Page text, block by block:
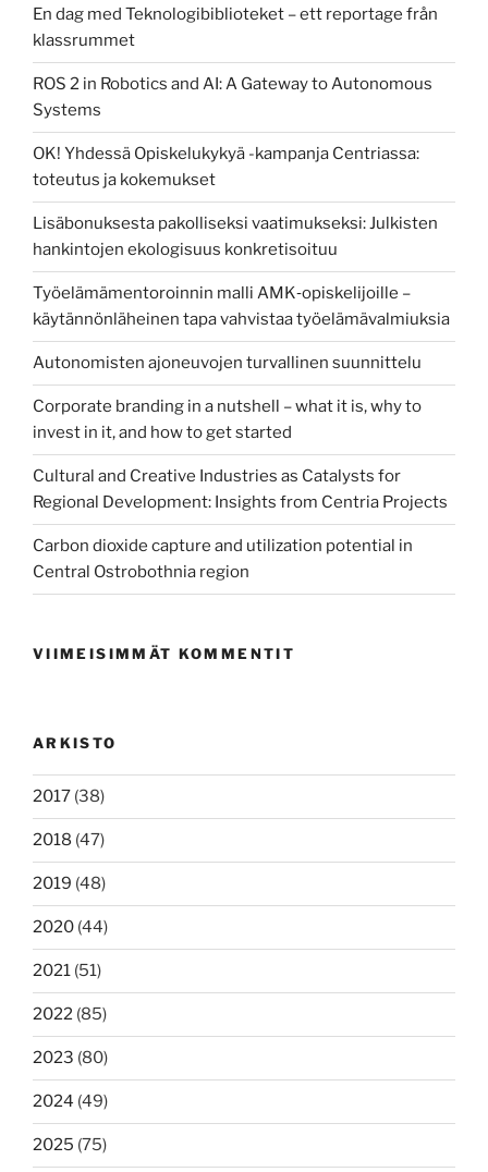
En dag med Teknologibiblioteket – ett reportage från
klassrummet
ROS 2 in Robotics and AI: A Gateway to Autonomous
Systems
OK! Yhdessä Opiskelukykyä -kampanja Centriassa:
toteutus ja kokemukset
Lisäbonuksesta pakolliseksi vaatimukseksi: Julkisten
hankintojen ekologisuus konkretisoituu
Työelämämentoroinnin malli AMK‑opiskelijoille –
käytännönläheinen tapa vahvistaa työelämävalmiuksia
Autonomisten ajoneuvojen turvallinen suunnittelu
Corporate branding in a nutshell – what it is, why to
invest in it, and how to get started
Cultural and Creative Industries as Catalysts for
Regional Development: Insights from Centria Projects
Carbon dioxide capture and utilization potential in
Central Ostrobothnia region
VIIMEISIMMÄT KOMMENTIT
ARKISTO
2017 (38)
2018 (47)
2019 (48)
2020 (44)
2021 (51)
2022 (85)
2023 (80)
2024 (49)
2025 (75)